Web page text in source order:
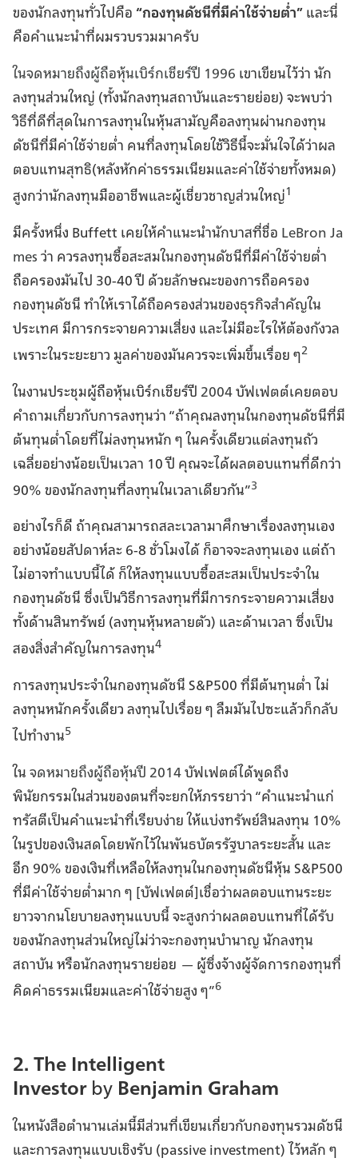
ของนักลงทุนทั่วไปคือ“กองทุนดัชนีที่มีค่าใช้จ่ายต่ำ”และนี่
คือคำแนะนำที่ผมรวบรวมมาครับ
ในจดหมายถึงผู้ถือหุ้นเบิร์กเชียร์ปี 1996 เขาเขียนไว้ว่า นัก
ลงทุนส่วนใหญ่ (ทั้งนักลงทุนสถาบันและรายย่อย) จะพบว่า
วิธีที่ดีที่สุดในการลงทุนในหุ้นสามัญคือลงทุนผ่านกองทุน
ดัชนีที่มีค่าใช้จ่ายต่ำ คนที่ลงทุนโดยใช้วิธีนี้จะมั่นใจได้ว่าผล
ตอบแทนสุทธิ(หลังหักค่าธรรมเนียมและค่าใช้จ่ายทั้งหมด)
สูงกว่านักลงทุนมืออาชีพและผู้เชี่ยวชาญส่วนใหญ่1
มีครั้งหนึ่ง Buffett เคยให้คำแนะนำนักบาสที่ชื่อ LeBron Ja
mesว่า ควรลงทุนซื้อสะสมในกองทุนดัชนีที่มีค่าใช้จ่ายต่ำ
ถือครองมันไป 30-40 ปี ด้วยลักษณะของการถือครอง
กองทุนดัชนี ทำให้เราได้ถือครองส่วนของธุรกิจสำคัญใน
ประเทศ มีการกระจายความเสี่ยง และไม่มีอะไรให้ต้องกังวล
เพราะในระยะยาว มูลค่าของมันควรจะเพิ่มขึ้นเรื่อย ๆ2
ในงานประชุมผู้ถือหุ้นเบิร์กเชียร์ปี 2004บัฟเฟตต์เคยตอบ
คำถามเกี่ยวกับการลงทุนว่า “ถ้าคุณลงทุนในกองทุนดัชนีที่มี
ต้นทุนต่ำโดยที่ไม่ลงทุนหนัก ๆ ในครั้งเดียวแต่ลงทุนถัว
เฉลี่ยอย่างน้อยเป็นเวลา 10 ปี คุณจะได้ผลตอบแทนที่ดีกว่า
90% ของนักลงทุนที่ลงทุนในเวลาเดียวกัน”3
อย่างไรก็ดี ถ้าคุณสามารถสละเวลามาศึกษาเรื่องลงทุนเอง
อย่างน้อยสัปดาห์ละ 6-8 ชั่วโมงได้ ก็อาจจะลงทุนเอง แต่ถ้า
ไม่อาจทำแบบนี้ได้ ก็ให้ลงทุนแบบซื้อสะสมเป็นประจำใน
กองทุนดัชนี ซึ่งเป็นวิธีการลงทุนที่มีการกระจายความเสี่ยง
ทั้งด้านสินทรัพย์ (ลงทุนหุ้นหลายตัว) และด้านเวลา ซึ่งเป็น
สองสิ่งสำคัญในการลงทุน4
การลงทุนประจำในกองทุนดัชนี S&P500 ที่มีต้นทุนต่ำ ไม่
ลงทุนหนักครั้งเดียว ลงทุนไปเรื่อย ๆ ลืมมันไปซะแล้วก็กลับ
ไปทำงาน5
ในจดหมายถึงผู้ถือหุ้นปี 2014บัฟเฟตต์ได้พูดถึง
พินัยกรรมในส่วนของตนที่จะยกให้ภรรยาว่า “คำแนะนำแก่
ทรัสตีเป็นคำแนะนำที่เรียบง่าย ให้แบ่งทรัพย์สินลงทุน 10%
ในรูปของเงินสดโดยพักไว้ในพันธบัตรรัฐบาลระยะสั้น และ
อีก 90% ของเงินที่เหลือให้ลงทุนในกองทุนดัชนีหุ้น S&P500
ที่มีค่าใช้จ่ายต่ำมาก ๆ [บัฟเฟตต์]เชื่อว่าผลตอบแทนระยะ
ยาวจากนโยบายลงทุนแบบนี้ จะสูงกว่าผลตอบแทนที่ได้รับ
ของนักลงทุนส่วนใหญ่ไม่ว่าจะกองทุนบำนาญ นักลงทุน
สถาบัน หรือนักลงทุนรายย่อย — ผู้ซึ่งจ้างผู้จัดการกองทุนที่
คิดค่าธรรมเนียมและค่าใช้จ่ายสูง ๆ”6
2. The Intelligent
Investor by Benjamin Graham
ในหนังสือตำนานเล่มนี้มีส่วนที่เขียนเกี่ยวกับกองทุนรวมดัชนี
และการลงทุนแบบเชิงรับ (passive investment) ไว้หลัก ๆ